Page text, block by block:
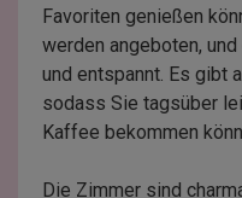
Favoriten genießen
werden angeboten,
und entspannt. Es gibt
sodass Sie tagsüber
Kaffee bekommen
Die Zimmer sind